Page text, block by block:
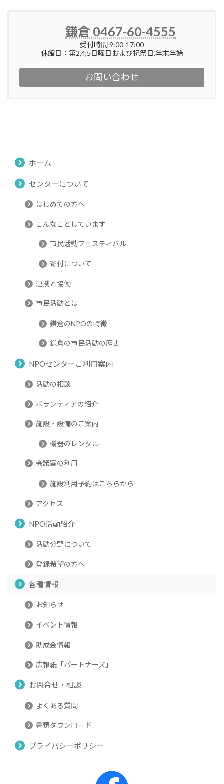
鎌倉 0467-60-4555
受付時間 9:00-17:00
休館日：第2,4,5日曜日および祝祭日,年末年始
お問い合わせ
ホーム
センターについて
はじめての方へ
こんなことしています
市民活動フェスティバル
寄付について
連携と協働
市民活動とは
鎌倉のNPOの特徴
鎌倉の市民活動の歴史
NPOセンターご利用案内
活動の相談
ボランティアの紹介
施設・設備のご案内
機器のレンタル
会議室の利用
施設利用予約はこちらから
アクセス
NPO活動紹介
活動分野について
登録希望の方へ
各種情報
お知らせ
イベント情報
助成金情報
広報紙「パートナーズ」
お問合せ・相談
よくある質問
書類ダウンロード
プライバシーポリシー